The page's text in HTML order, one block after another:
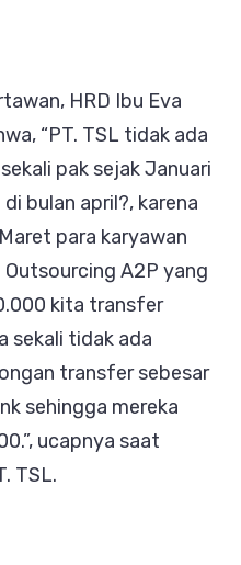
HRD Ibu Eva
“PT. TSL tidak ada
pak sejak Januari
bulan april?, karena
para karyawan
A2P yang
kita transfer
sekali tidak ada
transfer sebesar
sehingga mereka
ucapnya saat
TSL.